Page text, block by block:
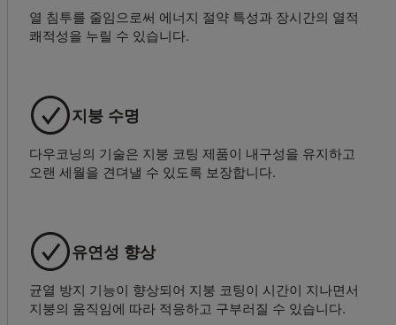
열 침투를 줄임으로써 에너지 절약 특성과 장시간의 열적
쾌적성을 누릴 수 있습니다.
지붕 수명
다우코닝의 기술은 지붕 코팅 제품이 내구성을 유지하고
오랜 세월을 견뎌낼 수 있도록 보장합니다.
유연성 향상
균열 방지 기능이 향상되어 지붕 코팅이 시간이 지나면서
지붕의 움직임에 따라 적응하고 구부러질 수 있습니다.